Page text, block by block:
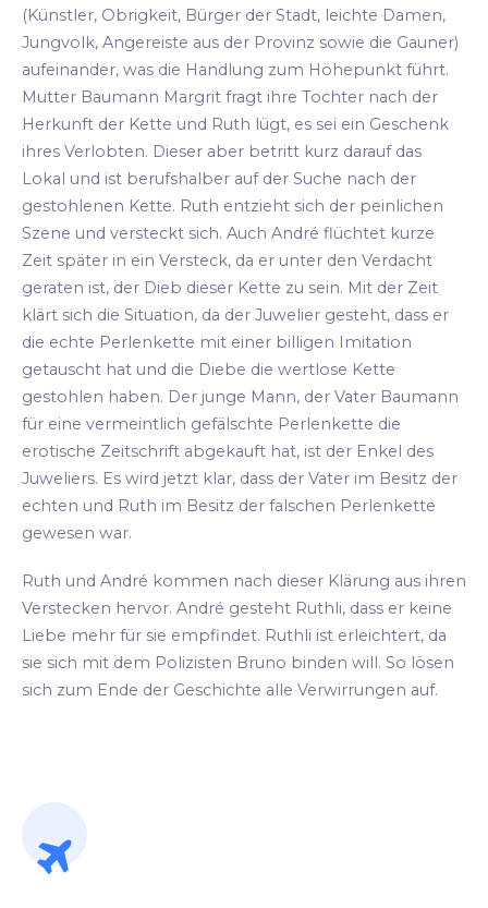
(Künstler, Obrigkeit, Bürger der Stadt, leichte Damen,
Jungvolk, Angereiste aus der Provinz sowie die Gauner)
aufeinander, was die Handlung zum Höhepunkt führt.
Mutter Baumann Margrit fragt ihre Tochter nach der
Herkunft der Kette und Ruth lügt, es sei ein Geschenk
ihres Verlobten. Dieser aber betritt kurz darauf das
Lokal und ist berufshalber auf der Suche nach der
gestohlenen Kette. Ruth entzieht sich der peinlichen
Szene und versteckt sich. Auch André flüchtet kurze
Zeit später in ein Versteck, da er unter den Verdacht
geraten ist, der Dieb dieser Kette zu sein. Mit der Zeit
klärt sich die Situation, da der Juwelier gesteht, dass er
die echte Perlenkette mit einer billigen Imitation
getauscht hat und die Diebe die wertlose Kette
gestohlen haben. Der junge Mann, der Vater Baumann
für eine vermeintlich gefälschte Perlenkette die
erotische Zeitschrift abgekauft hat, ist der Enkel des
Juweliers. Es wird jetzt klar, dass der Vater im Besitz der
echten und Ruth im Besitz der falschen Perlenkette
gewesen war.
Ruth und André kommen nach dieser Klärung aus ihren
Verstecken hervor. André gesteht Ruthli, dass er keine
Liebe mehr für sie empfindet. Ruthli ist erleichtert, da
sie sich mit dem Polizisten Bruno binden will. So lösen
sich zum Ende der Geschichte alle Verwirrungen auf.